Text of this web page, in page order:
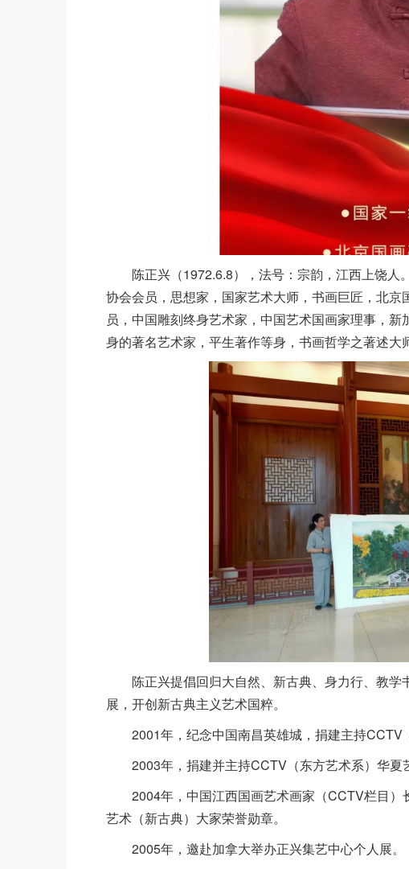
陈正兴（1972.6.8），法号：宗韵，江西上饶
协会会员，思想家，国家艺术大师，书画巨匠，北
员，中国雕刻终身艺术家，中国艺术国画家理事，
身的著名艺术家，平生著作等身，书画哲学之著述大
陈正兴提倡回归大自然、新古典、身力行、教
展，开创新古典主义艺术国粹。
2001年，纪念中国南昌英雄城，捐建主持CCTV
2003年，捐建并主持CCTV（东方艺术系）华夏
2004年，中国江西国画艺术画家（CCTV栏目
艺术（新古典）大家荣誉勋章。
2005年，邀赴加拿大举办正兴集艺中心个人展。